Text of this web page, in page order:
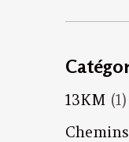
13KM(1)
Chemins